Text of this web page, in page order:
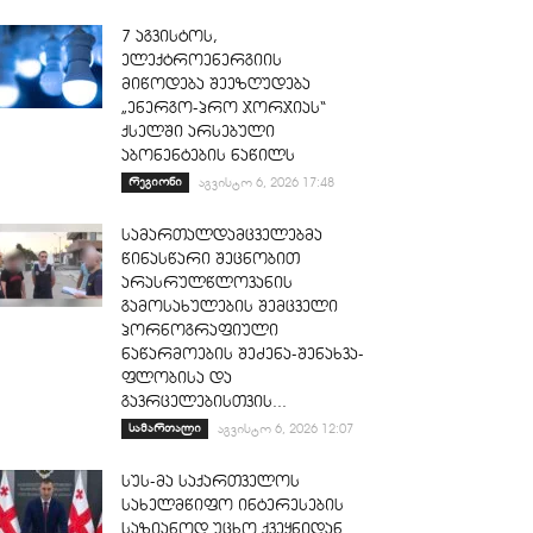
7 აგვისტოს,
ელექტროენერგიის
მიწოდება შეეზღუდება
„ენერგო-პრო ჯორჯიას“
ქსელში არსებული
აბონენტების ნაწილს
რეგიონი აგვისტო 6, 2026 17:48
სამართალდამცველებმა
წინასწარი შეცნობით
არასრულწლოვანის
გამოსახულების შემცველი
პორნოგრაფიული
ნაწარმოების შეძენა-შენახვა-
ფლობისა და
გავრცელებისთვის...
სამართალი აგვისტო 6, 2026 12:07
სუს-მა საქართველოს
სახელმწიფო ინტერესების
საზიანოდ უცხო ქვეყნიდან